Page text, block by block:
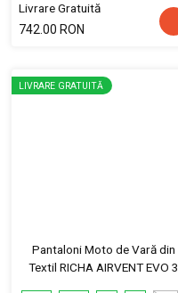
Livrare Gratuită
742.00 RON
LIVRARE GRATUITĂ
Pantaloni Moto de Vară din
Textil RICHA AIRVENT EVO 3